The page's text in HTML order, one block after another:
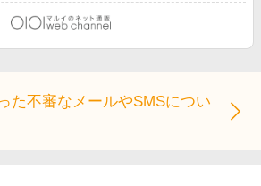
た不審なメールやSMSについ